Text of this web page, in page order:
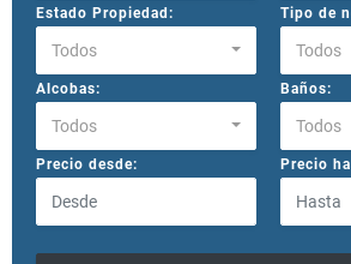
Estado Propiedad:
Todos
Tipo de
Todos
Alcobas:
Todos
Baños:
Todos
Precio desde: Precio